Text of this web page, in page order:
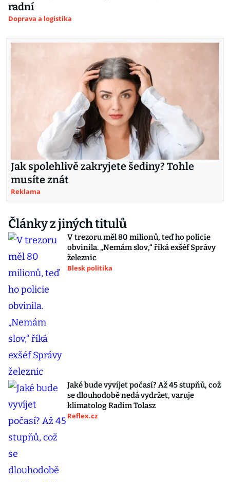
radní
Doprava a logistika
Jak spolehlivě zakryjete šediny? Tohle
musíte znát
Reklama
Články z jiných titulů
V trezoru měl 80 milionů, teď ho policie
obvinila. „Nemám slov,“ říká exšéf Správy
železnic
Blesk politika
Jaké bude vyvíjet počasí? Až 45 stupňů, což
se dlouhodobě nedá vydržet, varuje
klimatolog Radim Tolasz
Reflex.cz